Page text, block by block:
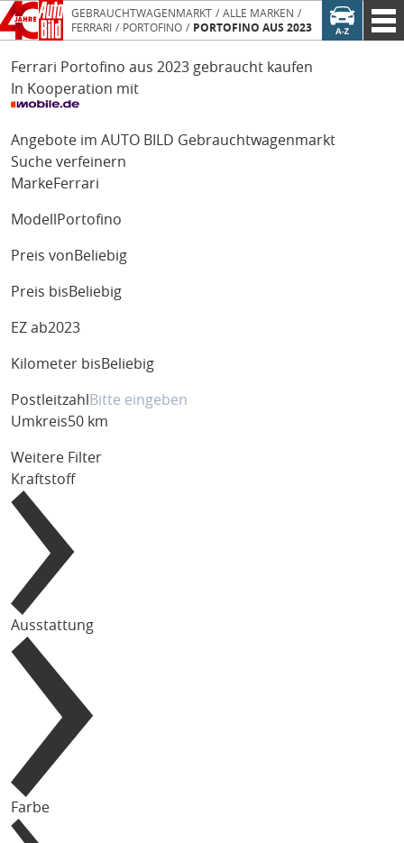
GEBRAUCHTWAGENMARKT
ALLE MARKEN
FERRARI
PORTOFINO PORTOFINO AUS 2023
Ferrari Portofino aus 2023 gebraucht kaufen
In Kooperation mit
Angebote im AUTO BILD Gebrauchtwagenmarkt
Suche verfeinern
MarkeFerrari
Modell Portofino
Preis von Beliebig
Preis bis Beliebig
EZ ab2023
Kilometer bis Beliebig
Postleitzahl
Umkreis50 km
Weitere Filter
Kraftstoff
Ausstattung
Farbe